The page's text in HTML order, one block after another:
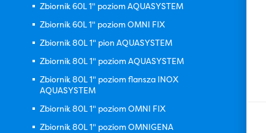
Zbiornik 60L 1" poziom AQUASYSTEM
Zbiornik 60L 1" poziom OMNI FIX
Zbiornik 80L 1" pion AQUASYSTEM
Zbiornik 80L 1" poziom AQUASYSTEM
Zbiornik 80L 1" poziom flansza INOX
AQUASYSTEM
Zbiornik 80L 1" poziom OMNI FIX
Zbiornik 80L 1" poziom OMNIGENA